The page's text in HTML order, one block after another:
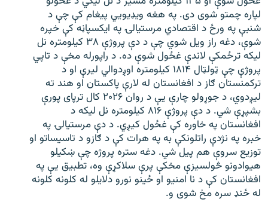
لپاره چمتو شوی دی. په هغه ویډیویي پیغام کې چې د
شنبې په ورځ د اقتصادي مرستیالۍ په ایکسپاڼه کې خپره
شوې، دغه راز ویل شوي چې د دې پروژې ۳۸ کیلومتره نل
لیکه ترځمکې لاندې غځول شوې ده. د راپورله مخې د تاپي
پروژې چې ټولټال ۱۸۱۴ کیلومتره اوږدوالي لیرې او د
ترکمنستان ګاز د افغانستان له لارې پاکستان او هند ته
لیږدوي، د جوړولو چارې یې د روان ۲۰۲۶ کال ترپای پورې
بشپړې شي. د دې پروژې ۸۱۶ کیلومتره نل لیکه د
افغانستان په خاوره کې غځول کیږي. د دې مرستیالۍ په
خبره په نژدې راتلونکې به په هرات کې د ګازو د تاسیساتو او
توزیع سروې هم پیل شي. دغه ستره پروژه چې ښکیلو
هیوادونو څولسیزې مخکې پرې سلاکړې وه، تطبیق یې په
افغانستان کې د نا امنیو او ځینو نورو دلایلو له کلونه کلونه
له ځنډ سره مخ شوی و.